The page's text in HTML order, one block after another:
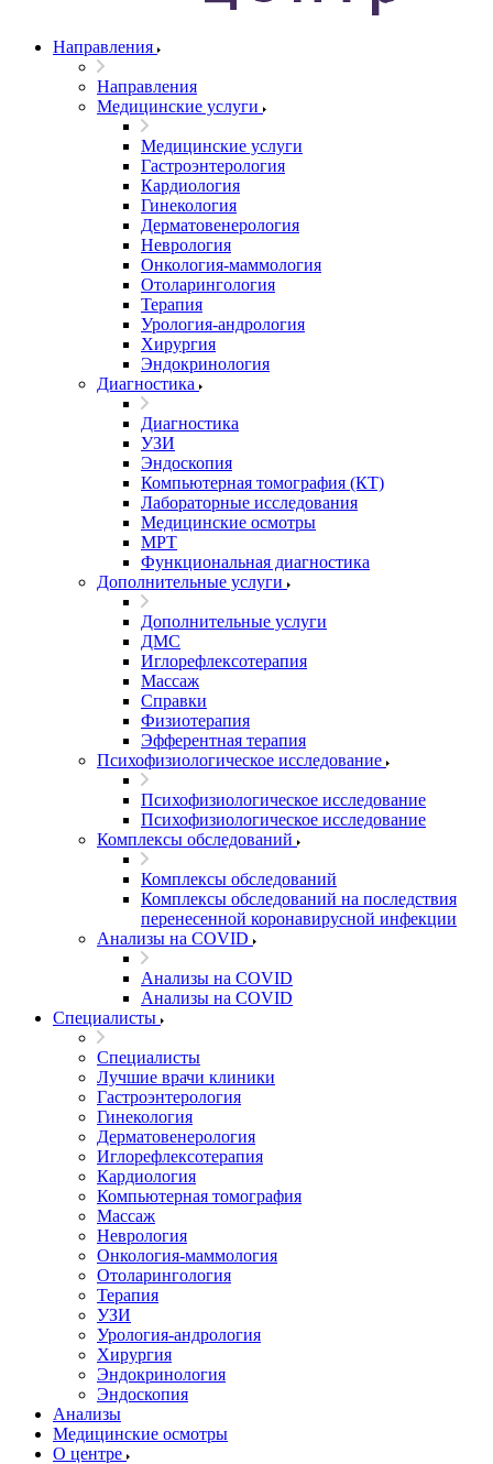
Направления
Направления
Медицинские услуги
Медицинские услуги
Гастроэнтерология
Кардиология
Гинекология
Дерматовенерология
Неврология
Онкология-маммология
Отоларингология
Терапия
Урология-андрология
Хирургия
Эндокринология
Диагностика
Диагностика
УЗИ
Эндоскопия
Компьютерная томография (КТ)
Лабораторные исследования
Медицинские осмотры
МРТ
Функциональная диагностика
Дополнительные услуги
Дополнительные услуги
ДМС
Иглорефлексотерапия
Массаж
Справки
Физиотерапия
Эфферентная терапия
Психофизиологическое исследование
Психофизиологическое исследование
Психофизиологическое исследование
Комплексы обследований
Комплексы обследований
Комплексы обследований на последствия
перенесенной коронавирусной инфекции
Анализы на COVID
Анализы на COVID
Анализы на COVID
Специалисты
Специалисты
Лучшие врачи клиники
Гастроэнтерология
Гинекология
Дерматовенерология
Иглорефлексотерапия
Кардиология
Компьютерная томография
Массаж
Неврология
Онкология-маммология
Отоларингология
Терапия
УЗИ
Урология-андрология
Хирургия
Эндокринология
Эндоскопия
Анализы
Медицинские осмотры
О центре